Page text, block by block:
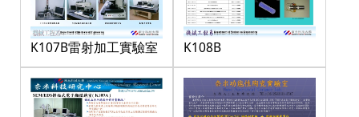
K107B雷射加工實驗室 K108B